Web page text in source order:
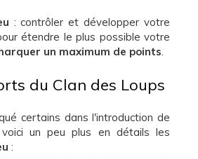
: contrôler et développer votre
étendre le plus possible votre
un maximum de points
du Clan des Loups
certains dans l'introduction de
un peu plus en détails les
: